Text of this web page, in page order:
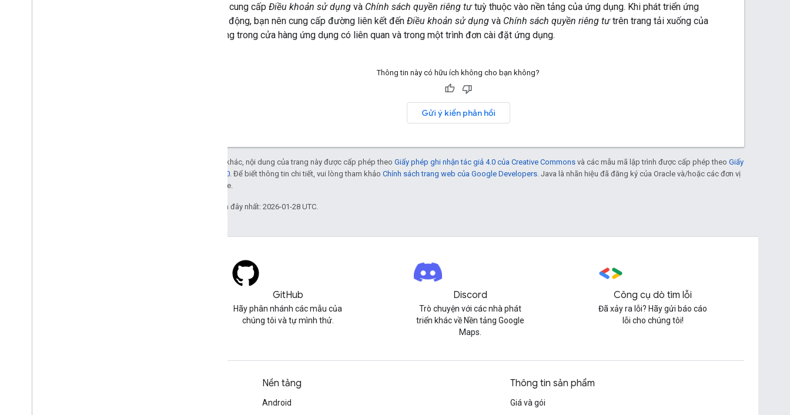
Nơi nên cung cấp Điều khoản sử dụng và Chính sách quyền riêng tưtuỳ thuộc vào nền tảng của ứng dụng. Khi phát triển ứng
dụng di động, bạn nên cung cấp đường liên kết đến Điều khoản sử dụng và Chính sách quyền riêng tưtrên trang tải xuống của
ứng dụng trong cửa hàng ứng dụng có liên quan và trong một trình đơn cài đặt ứng dụng.
Thông tin này có hữu ích không cho bạn không?
Gửi ý kiến phản hồi
Trừ phi có lưu ý khác, nội dung của trang này được cấp phép theo Giấy phép ghi nhận tác giả 4.0 của Creative Commons và các mẫu mã lập trình được cấp phép theo Giấy
phép Apache 2.0 . Để biết thông tin chi tiết, vui lòng tham khảo Chính sách trang web của Google Developers . Java là nhãn hiệu đã đăng ký của Oracle và/hoặc các đơn vị
liên kết với Oracle.
Cập nhật lần gần đây nhất: 2026-01-28 UTC.
GitHub
Hãy phân nhánh các mẫu của
chúng tôi và tự mình thử.
Discord
Trò chuyện với các nhà phát
triển khác về Nền tảng Google
Maps.
Công cụ dò tìm lỗi
Đã xảy ra lỗi? Hãy gửi báo cáo
lỗi cho chúng tôi!
Nền tảng
Android
Thông tin sản phẩm
Giá và gói